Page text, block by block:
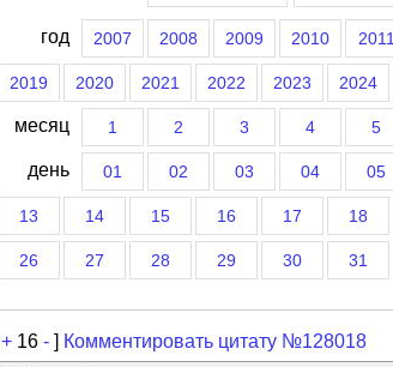
год 2007 2008 2009 2010 2011
2019 2020 2021 2022 2023 2024
месяц 1 2 3 4 5
день 01 02 03 04 05
13 14 15 16 17 18
26 27 28 29 30 31
+ 16 - ] Комментировать цитату №128018